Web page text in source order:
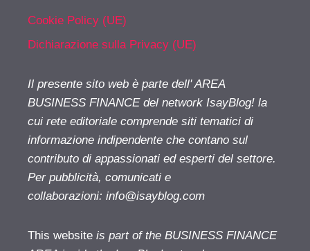
Cookie Policy (UE)
Dichiarazione sulla Privacy (UE)
Il presente sito web è parte dell' AREA
BUSINESS FINANCE del network IsayBlog! la
cui rete editoriale comprende siti tematici di
informazione indipendente che contano sul
contributo di appassionati ed esperti del settore.
Per pubblicità, comunicati e
collaborazioni: info@isayblog.com
This website is part of the BUSINESS FINANCE